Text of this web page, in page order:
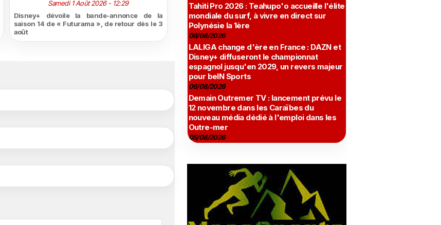
Samedi 1 Août 2026 - 12:29
Disney+ dévoile la bande-annonce de la
saison 14 de « Futurama », de retour dès le 3
août
Tahiti Pro 2026 : Teahupo'o accueille l'élite
mondiale du surf, à vivre en direct sur
Polynésie la 1ère
08/08/2026
LALIGA change d'ère en France : DAZN et
Disney+ diffuseront le championnat
espagnol jusqu'en 2029, un revers majeur
pour beIN Sports
06/08/2026
Demain Outremer TV : lancement prévu le
12 novembre dans les Caraïbes du
nouveau média dédié à l'emploi dans les
Outre-mer
05/08/2026